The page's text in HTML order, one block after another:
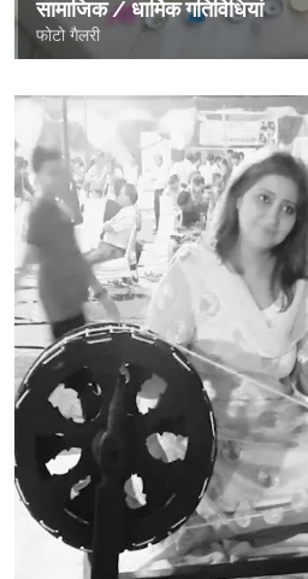
सामाजिक / धार्मिक गतिविधियां
फोटो गैलरी